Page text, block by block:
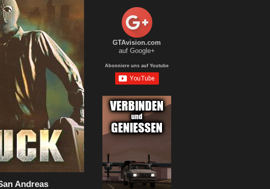
Andreas
GTAvision.com
auf Google+
Abonniere uns auf Youtube